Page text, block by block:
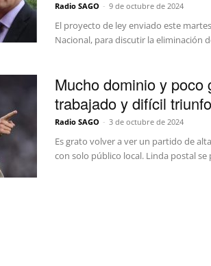
Radio SAGO - 9 de octubre de 2024
El proyecto de ley enviado este
Nacional, para discutir la eliminación
Mucho dominio y
trabajado y difícil
Radio SAGO - 3 de octubre de 2024
Es grato volver a ver un partido de
con solo público local. Linda postal se